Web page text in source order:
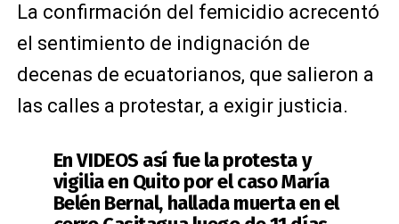
La confirmación del femicidio acrecentó
el sentimiento de indignación de
decenas de ecuatorianos, que salieron a
las calles a protestar, a exigir justicia.
En VIDEOS así fue la protesta y
vigilia en Quito por el caso María
Belén Bernal, hallada muerta en el